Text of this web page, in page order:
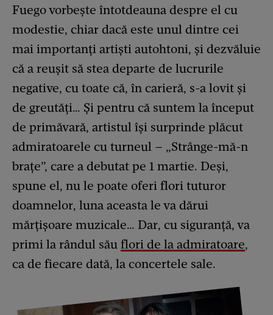
Fuego vorbește întotdeauna despre el cu
modestie, chiar dacă este unul dintre cei
mai importanți artiști autohtoni, și dezvăluie
că a reușit să stea departe de lucrurile
negative, cu toate că, în carieră, s-a lovit și
de greutăți… Și pentru că suntem la început
de primăvară, artistul își surprinde plăcut
admiratoarele cu turneul – „Strânge-mă-n
brațe”, care a debutat pe 1 martie. Deși,
spune el, nu le poate oferi flori tuturor
doamnelor, luna aceasta le va dărui
mărțișoare muzicale… Dar, cu siguranță, va
primi la rândul său flori de la admiratoare,
ca de fiecare dată, la concertele sale.